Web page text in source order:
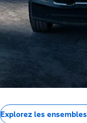
Explorez les ensembles